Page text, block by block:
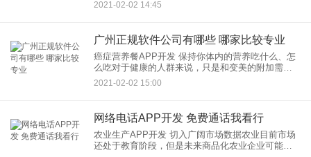
移动应用已成为主流趋势。我相信随着发展，企业
2021-02-02 14:45
广州正规软件公司有哪些 哪家比较专业
癌症营养餐APP开发 保持你体内的营养吃什么、怎
么吃对于健康的人群来说，只是和变美的附加需
求，这方面的指导是必不可少的。 癌症营养餐APP
开发功能特点介绍 1、解决吃什么问题：通过互联网
2021-02-02 15:00
网络电话APP开发 免费通话我看行
农业生产APP开发 切入广阔市场数据农业目前市场
还处于教育阶段，但是未来商品化农业企业可能会